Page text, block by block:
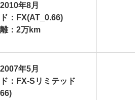
年8月
：FX(AT_0.66)
：2万km
年5月
：FX-Sリミテッド